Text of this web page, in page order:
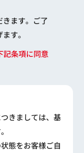
ます。ご了
す。
条項に同意
きましては、基
態をお客様ご自